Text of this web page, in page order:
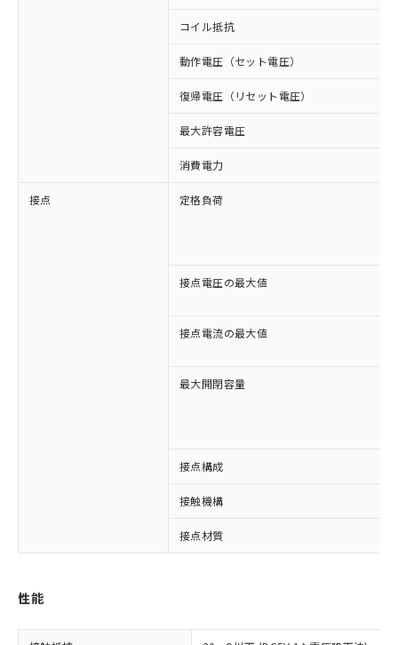
コイル抵抗
動作電圧（セット電圧）
復帰電圧（リセット電圧）
最大許容電圧
消費電力
接点 定格負荷
接点電圧の最大値
接点電流の最大値
最大開閉容量
接点構成
接触機構
接点材質
性能
以下の条件をお読みいただき、同意のうえ
対応済み：EU RoHS指令（10物質）の
対応予定：EU RoHS指令（10物質）の非含
非含有に非対応の商品で、対応品を出す予